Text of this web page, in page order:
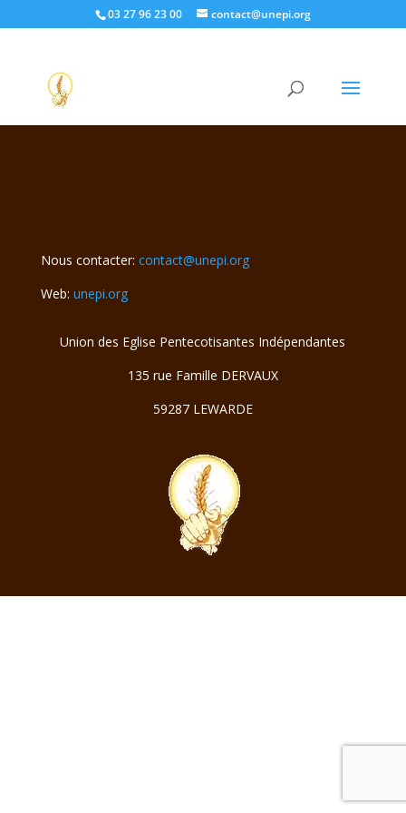
03 27 96 23 00 contact@unepi.org
Sorry, but you do not have permission to view this content.
Nous contacter: contact@unepi.org
Web: unepi.org
Union des Eglise Pentecotisantes Indépendantes
135 rue Famille DERVAUX
59287 LEWARDE